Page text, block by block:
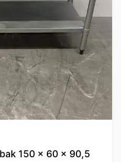
150 x 60 x 90,5